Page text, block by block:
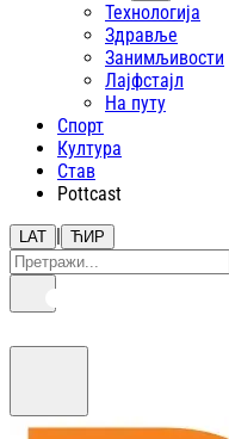
Технологија
Здравље
Занимљивости
Лајфстajл
На путу
Спорт
Култура
Став
Pottcast
LAT | ЋИР